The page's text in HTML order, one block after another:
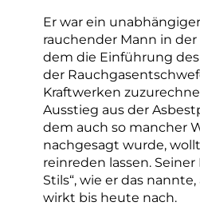
Er war ein
rauchender Mann in
dem die Einführung
der
Kraftwerken
Ausstieg aus der
dem auch so mancher
nachgesagt wurde,
reinreden lassen.
Stils“, wie er das
wirkt bis heute nach.